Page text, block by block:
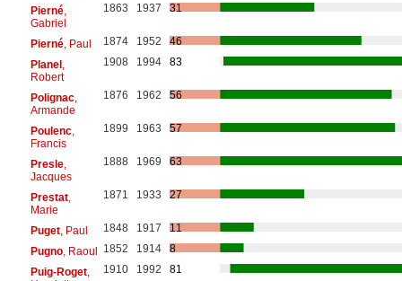
Pierné,
Gabriel
1863 1937 31
Pierné, Paul 1874 1952
46
Planel,
Robert
1908 1994 83
Polignac,
Armande
1876 1962 56
Poulenc,
Francis
1899 1963 57
Presle,
Jacques
1888 1969 63
Prestat,
Marie
1871 1933 27
Puget, Paul 1848 1917
11
Pugno, Raoul 1852 1914
8
Puig-Roget,
1910 1992 81